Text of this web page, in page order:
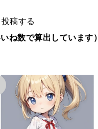
稿する
ね数で算出しています）